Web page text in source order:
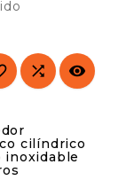
comidas
buffet, etc.
 
cilíndrico
inoxidable